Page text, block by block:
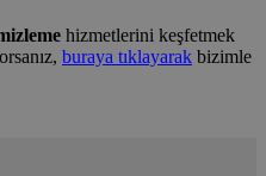
hizmetlerini keşfetmek
buraya tıklayarak bizimle